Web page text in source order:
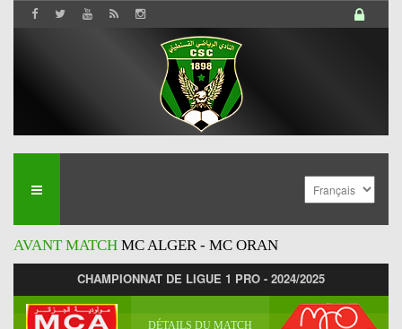
AVANT MATCH MC ALGER - MC ORAN
CHAMPIONNAT DE LIGUE 1 PRO - 2024/2025
DÉTAILS DU MATCH